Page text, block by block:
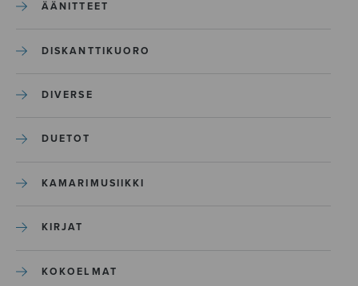
ÄÄNITTEET
DISKANTTIKUORO
DIVERSE
DUETOT
KAMARIMUSIIKKI
KIRJAT
KOKOELMAT